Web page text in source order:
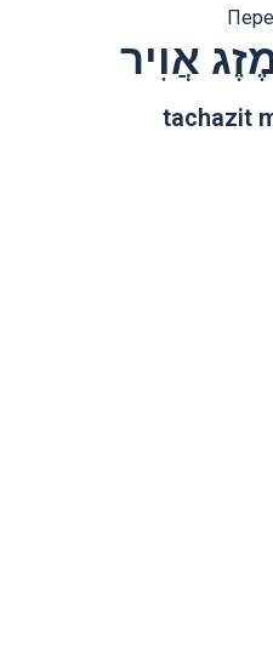
אֲוִיר
tachazit